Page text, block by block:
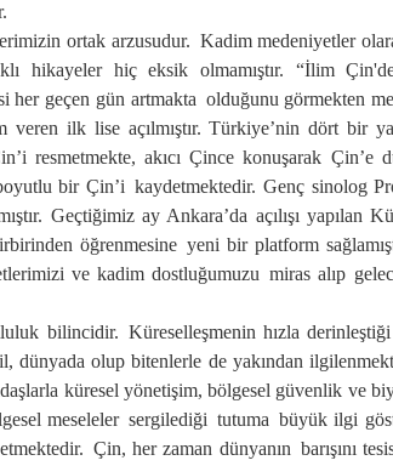
ortak arzusudur. Kadim medeniyetler
hikayeler hiçeksik olmamıştır. “İlim
her geçen gün artmakta olduğunu görmekten m
veren ilk lise açılmıştır.Türkiye’nin dört bir
resmetmekte, akıcı Çince konuşarak Çin’e
bir Çin’i kaydetmektedir. Genç sinolog
. Geçtiğimiz ay Ankara’da açılışı yapılan
öğrenmesine yeni bir platform sağla
lerimizi ve kadim dostluğumuzu miras alıp
bilincidir. Küreselleşmenin hızla
dünyada olup bitenlerle de yakından
küresel yönetişim, bölgesel güvenlik ve
meselelersergilediği tutuma büyük ilgi
. Çin, her zaman dünyanın barışını